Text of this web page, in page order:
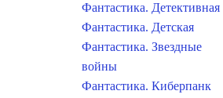
Фантастика. Детективная
Фантастика. Детская
Фантастика. Звездные
войны
Фантастика. Киберпанк